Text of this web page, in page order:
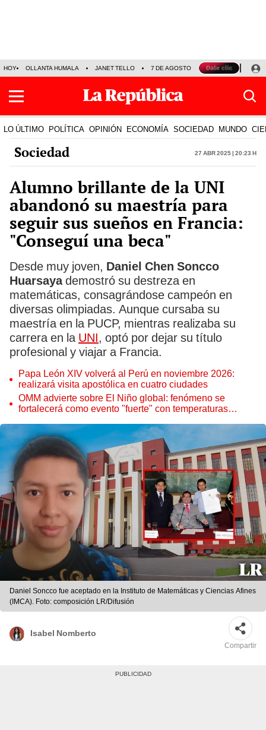
HOY OLLANTA HUMALA JANET TELLO 7 DE AGOSTO TINKA RESULTADOS
LO ÚLTIMO POLÍTICA OPINIÓN ECONOMÍA SOCIEDAD MUNDO
Sociedad 27 Abr 2025 | 20:23 h
Alumno brillante de la UNI
abandonó su maestría para
seguir sus sueños en Francia:
"Conseguí una beca"
Desde muy joven, Daniel Chen Soncco
Huarsayademostró su destreza en
matemáticas, consagrándose campeón en
diversas olimpiadas. Aunque cursaba su
maestría en la PUCP, mientras realizaba su
carrera en la UNI, optó por dejar su título
profesional y viajar a Francia.
Papa León XIV volverá al Perú en noviembre 2026:
realizará visita apostólica en cuatro ciudades
OMM advierte sobre El Niño global: fenómeno se
fortalecerá como evento "fuerte" con temperaturas
Daniel Soncco fue aceptado en la Instituto de Matemáticas y Ciencias Afines
(IMCA). Foto: composición LR/Difusión
Isabel Nomberto
Compartir